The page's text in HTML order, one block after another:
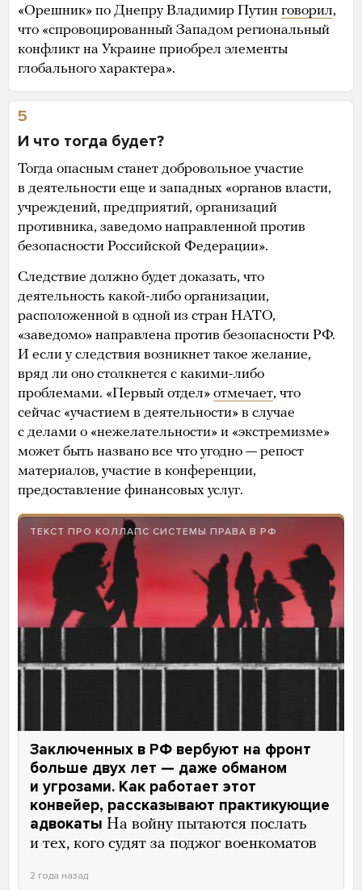
«Орешник» по Днепру Владимир Путин говорил,
что «спровоцированный Западом региональный
конфликт на Украине приобрел элементы
глобального характера».
5
И что тогда будет?
Тогда опасным станет добровольное участие
в деятельности еще и западных «органов власти,
учреждений, предприятий, организаций
противника, заведомо направленной против
безопасности Российской Федерации».
Следствие должно будет доказать, что
деятельность какой-либо организации,
расположенной в одной из стран НАТО,
«заведомо» направлена против безопасности РФ.
И если у следствия возникнет такое желание,
вряд ли оно столкнется с какими-либо
проблемами. «Первый отдел» отмечает, что
сейчас «участием в деятельности» в случае
с делами о «нежелательности» и «экстремизме»
может быть названо все что угодно — репост
материалов, участие в конференции,
предоставление финансовых услуг.
ТЕКСТ ПРО КОЛЛАПС СИСТЕМЫ ПРАВА В РФ
Заключенных в РФ вербуют на фронт
больше двух лет — даже обманом
и угрозами. Как работает этот
конвейер, рассказывают практикующие
адвокаты На войну пытаются послать
и тех, кого судят за поджог военкоматов
2 года назад